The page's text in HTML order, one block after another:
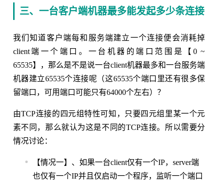
三、一台客户端机器最多能发起多少条连接
我们知道客户端每和服务端建立一个连接便会消耗掉
client端一个端口。一台机器的端口范围是【0 ~
65535】，那么是不是说一台client机器最多和一台服务端
机器建立65535个连接呢（这65535个端口里还有很多保
留端口，可用端口可能只有64000个左右）？
由TCP连接的四元组特性可知，只要四元组里某一个元
素不同，那么就认为这是不同的TCP连接。所以需要分
情况讨论：
【情况一】、如果一台client仅有一个IP，server端
也仅有一个IP并且仅启动一个程序，监听一个端口